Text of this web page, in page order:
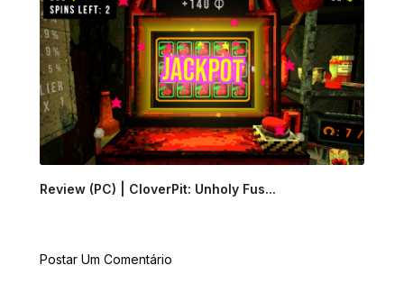
Review (PC) | CloverPit: Unholy Fus...
Postar Um Comentário